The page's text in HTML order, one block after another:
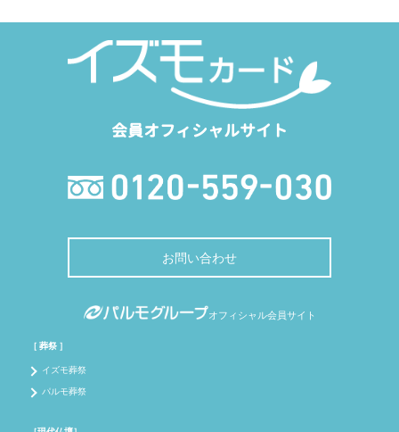
会員オフィシャルサイト
お問い合わせ
オフィシャル会員サイト
［ 葬祭 ］
イズモ葬祭
パルモ葬祭